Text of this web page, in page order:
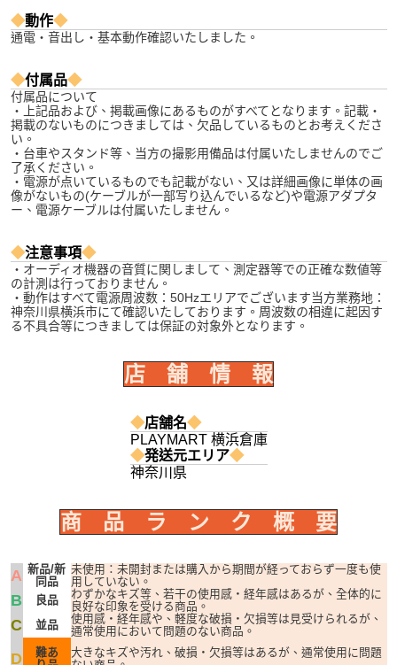
◆動作◆
通電・音出し・基本動作確認いたしました。
◆付属品◆
付属品について
・上記品および、掲載画像にあるものがすべてとなります。記載・
掲載のないものにつきましては、欠品しているものとお考えくださ
い。
・台車やスタンド等、当方の撮影用備品は付属いたしませんのでご
了承ください。
・電源が点いているものでも記載がない、又は詳細画像に単体の画
像がないもの(ケーブルが一部写り込んでいるなど)や電源アダプタ
ー、電源ケーブルは付属いたしません。
◆注意事項◆
・オーディオ機器の音質に関しまして、測定器等での正確な数値等
の計測は行っておりません。
・動作はすべて電源周波数：50Hzエリアでございます当方業務地：
神奈川県横浜市にて確認いたしております。周波数の相違に起因す
る不具合等につきましては保証の対象外となります。
店 舗 情 報
◆店舗名◆
PLAYMART 横浜倉庫
◆発送元エリア◆
神奈川県
商 品 ラ ン ク 概 要
A 新品/新
同品
未使用：未開封または購入から期間が経っておらず一度も使
用していない。
B 良品
わずかなキズ等、若干の使用感・経年感はあるが、全体的に
良好な印象を受ける商品。
C 並品
使用感・経年感や、軽度な破損・欠損等は見受けられるが、
通常使用において問題のない商品。
D
難あ
大きなキズや汚れ、破損・欠損等はあるが、通常使用に問題